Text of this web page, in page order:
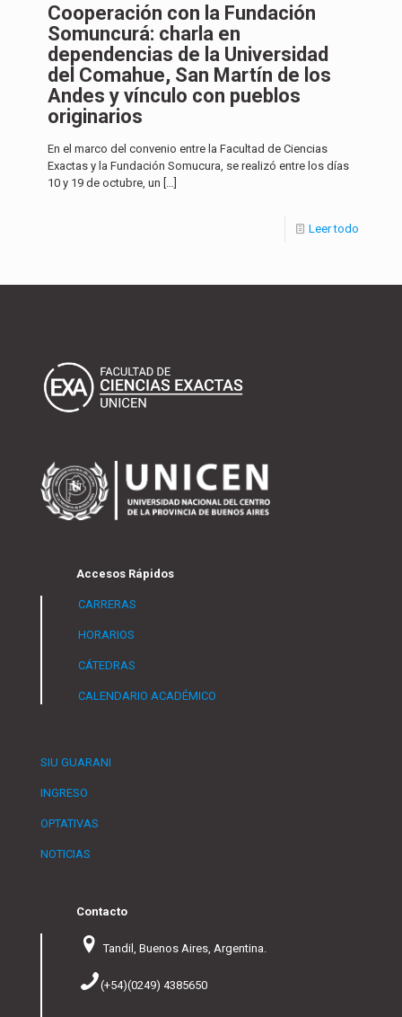
Cooperación con la Fundación
Somuncurá: charla en
dependencias de la Universidad
del Comahue, San Martín de los
Andes y vínculo con pueblos
originarios
En el marco del convenio entre la Facultad de Ciencias
Exactas y la Fundación Somucura, se realizó entre los días
10 y 19 de octubre, un […]
Leer todo
Accesos Rápidos
CARRERAS
HORARIOS
CÁTEDRAS
CALENDARIO ACADÉMICO
SIU GUARANI
INGRESO
OPTATIVAS
NOTICIAS
Contacto
Tandil, Buenos Aires, Argentina.
(+54)(0249) 4385650